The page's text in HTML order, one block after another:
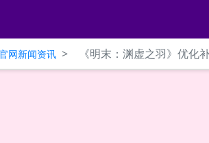
网新闻资讯 > 《明末：渊虚之羽》优化